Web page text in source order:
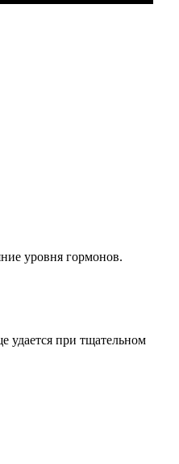
уровня гормонов.
удается при тщательном